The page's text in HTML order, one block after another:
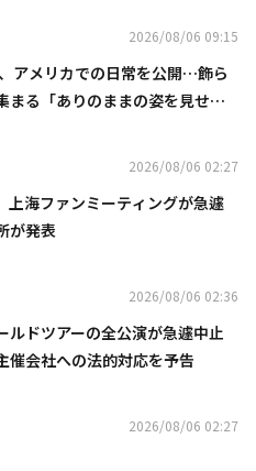
2026/08/06 09:15
アメリカでの日常を公開…飾ら
まる「ありのままの姿を見せた
2026/08/06 02:27
上海ファンミーティングが急遽
が発表
2026/08/06 02:36
ルドツアーの全公演が急遽中止
会社への法的対応を予告
2026/08/06 02:27